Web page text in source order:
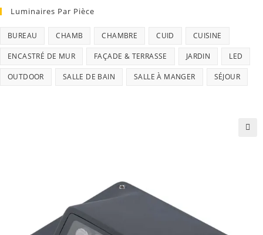
Luminaires Par Pièce
BUREAU CHAMB CHAMBRE CUID CUISINE
ENCASTRÉ DE MUR FAÇADE & TERRASSE JARDIN LED
OUTDOOR SALLE DE BAIN SALLE À MANGER SÉJOUR